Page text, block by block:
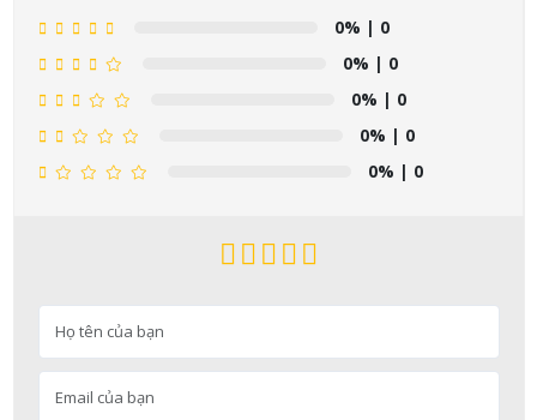
0% | 0
0% | 0
0% | 0
0% | 0
0% | 0